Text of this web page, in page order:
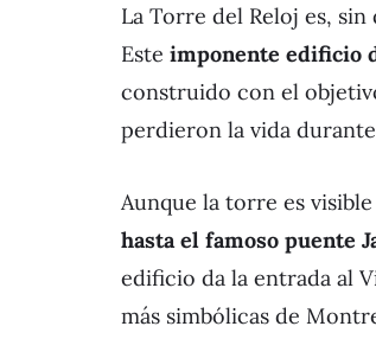
La Torre del Reloj es, sin
Este imponente edificio
construido con el
perdieron la vida
Aunque la torre es
hasta el famoso puente
edificio da la entrada al
más simbólicas de